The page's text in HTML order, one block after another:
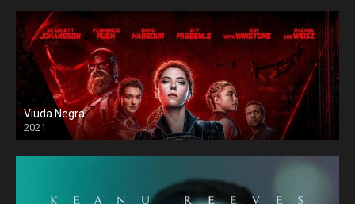
Viuda Negra
2021